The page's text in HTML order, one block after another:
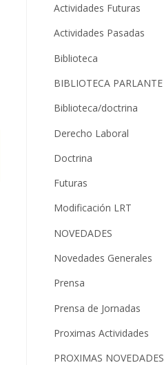
Actividades Futuras
Actividades Pasadas
Biblioteca
BIBLIOTECA PARLANTE
Biblioteca/doctrina
Derecho Laboral
Doctrina
Futuras
Modificación LRT
NOVEDADES
Novedades Generales
Prensa
Prensa de Jornadas
Proximas Actividades
PROXIMAS NOVEDADES